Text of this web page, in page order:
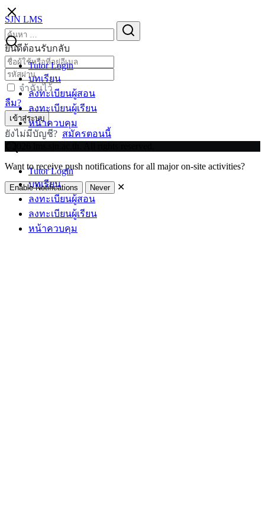
Skip
to
content
SJN LMS
Tutor Login
บทเรียน
ลงทะเบียนผู้สอน
ลงทะเบียนผู้เรียน
หน้าควบคุม
Tutor Login
บทเรียน
ลงทะเบียนผู้สอน
ลงทะเบียนผู้เรียน
หน้าควบคุม
Search
for:
ยินดีต้อนรับกลับ
จำฉันไว้
ลืม?
เข้าสู่ระบบ
ยังไม่มีบัญชี? สมัครตอนนี้
Want to receive push notifications for all major on-site activities?
Enable Notifications Never ✕